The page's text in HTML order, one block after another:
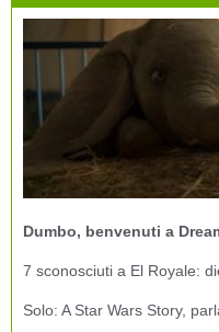
Dumbo, benvenuti a
7 sconosciuti a El Royale:
Solo: A Star Wars Story,